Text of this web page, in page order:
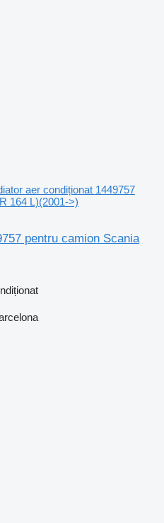
aer condiționat 1449757
164 L)(2001->)
pentru camion Scania